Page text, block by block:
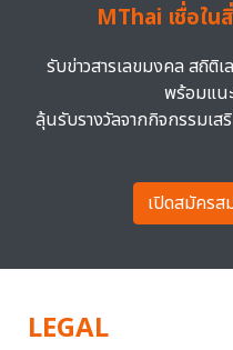
MThai เชื่อใน
รับข่าวสารเลขมงคล สถิติ
พร้อมแน
ลุ้นรับรางวัลจากกิจกรรมเ
เปิดสมัครส
LEGAL